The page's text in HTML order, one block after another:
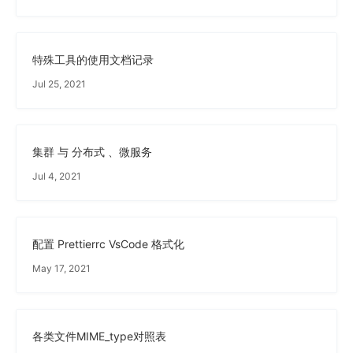
特殊工具的使用文档记录
Jul 25, 2021
集群 与 分布式 、微服务
Jul 4, 2021
配置 Prettierrc VsCode 格式化
May 17, 2021
各类文件MIME_type对照表